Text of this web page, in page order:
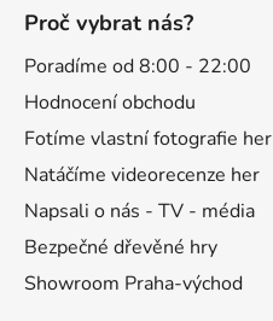
Proč vybrat nás?
Poradíme od 8:00 - 22:00
Hodnocení obchodu
Fotíme vlastní fotografie her
Natáčíme videorecenze her
Napsali o nás - TV - média
Bezpečné dřevěné hry
Showroom Praha-východ